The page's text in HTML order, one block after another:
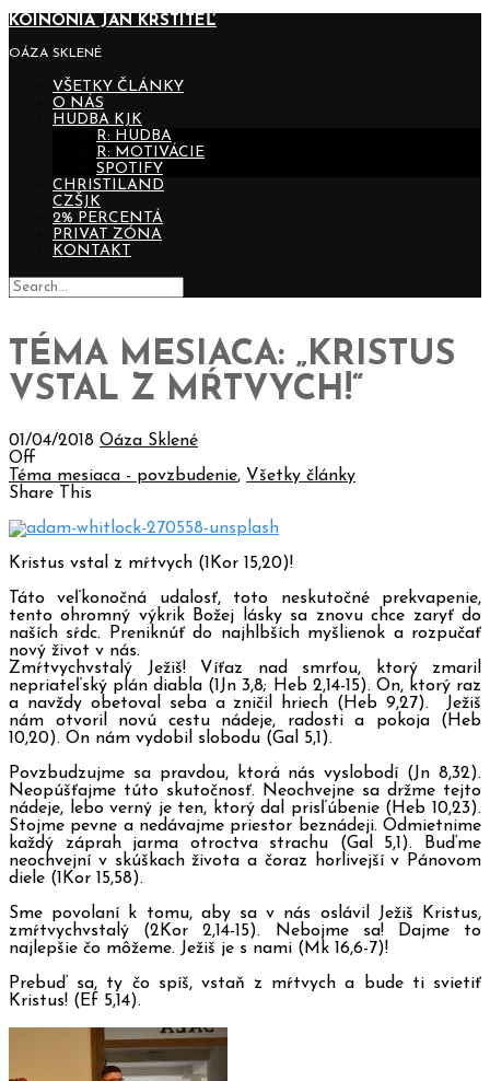
KOINONIA JÁN KRSTITEĽ
OÁZA SKLENÉ
VŠETKY ČLÁNKY
O NÁS
HUDBA KJK
R: HUDBA
R: MOTIVÁCIE
SPOTIFY
CHRISTILAND
CZŠJK
2% PERCENTÁ
PRIVAT ZÓNA
KONTAKT
TÉMA MESIACA: „KRISTUS
VSTAL Z MŔTVYCH!“
01/04/2018 Oáza Sklené
Off
Téma mesiaca - povzbudenie, Všetky články
Share This
Kristus vstal z mŕtvych (1Kor 15,20)!
Táto veľkonočná udalosť, toto neskutočné prekvapenie,
tento ohromný výkrik Božej lásky sa znovu chce zaryť do
naších sŕdc. Preniknúť do najhlbších myšlienok a rozpučať
nový život v nás.
Zmŕtvychvstalý Ježiš! Víťaz nad smrťou, ktorý zmaril
nepriateľský plán diabla (1Jn 3,8; Heb 2,14-15). On, ktorý raz
a navždy obetoval seba a zničil hriech (Heb 9,27). Ježiš
nám otvoril novú cestu nádeje, radosti a pokoja (Heb
10,20). On nám vydobil slobodu (Gal 5,1).
Povzbudzujme sa pravdou, ktorá nás vyslobodí (Jn 8,32).
Neopúšťajme túto skutočnosť. Neochvejne sa držme tejto
nádeje, lebo verný je ten, ktorý dal prisľúbenie (Heb 10,23).
Stojme pevne a nedávajme priestor beznádeji. Odmietnime
každý záprah jarma otroctva strachu (Gal 5,1). Buďme
neochvejní v skúškach života a čoraz horlivejší v Pánovom
diele (1Kor 15,58).
Sme povolaní k tomu, aby sa v nás oslávil Ježiš Kristus,
zmŕtvychvstalý (2Kor 2,14-15). Nebojme sa! Dajme to
najlepšie čo môžeme. Ježiš je s nami (Mk 16,6-7)!
Prebuď sa, ty čo spíš, vstaň z mŕtvych a bude ti svietiť
Kristus! (Ef 5,14).